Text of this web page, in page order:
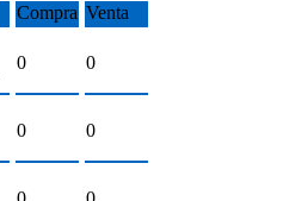
Compra Venta
0 0
0 0